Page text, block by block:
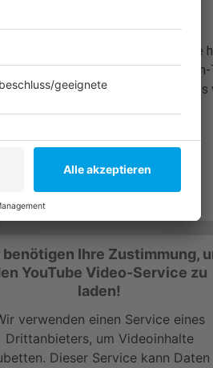
von ihr gehört. Die "Dramedy"-Serie
in sieben Staffeln zu "Must-
Jahr 2016 wurde sie - zu Ehren
Ihre Zustimmung,
YouTube Video-Service zu
laden!
verwenden einen Service eines
Drittanbieters, um Videoinhalte
Dieser Service kann Daten